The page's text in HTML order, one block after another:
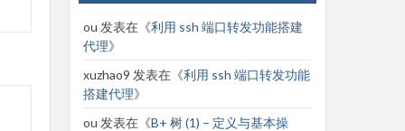
ou 发表在《利用 ssh 端口转发功能搭建
代理》
xuzhao9 发表在《利用 ssh 端口转发功能
搭建代理》
ou 发表在《B+ 树 (1) – 定义与基本操